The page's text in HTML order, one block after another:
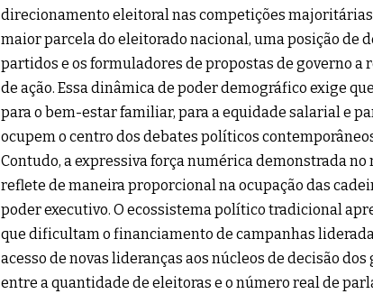
direcionamento eleitoral nas competições
maior parcela do eleitorado nacional, uma posição de
partidos e os formuladores de propostas de governo a
de ação. Essa dinâmica de poder demográfico exige
para o bem-estar familiar, para a equidade salarial e
ocupem o centro dos debates políticos
Contudo, a expressiva força numérica demonstrada no
reflete de maneira proporcional na ocupação das
poder executivo. O ecossistema político tradicional
que dificultam o financiamento de campanhas
acesso de novas lideranças aos núcleos de decisão
entre a quantidade de eleitoras e o número real de